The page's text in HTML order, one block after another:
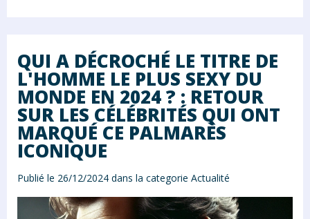
QUI A DÉCROCHÉ LE TITRE DE
L'HOMME LE PLUS SEXY DU
MONDE EN 2024 ? : RETOUR
SUR LES CÉLÉBRITÉS QUI ONT
MARQUÉ CE PALMARÈS
ICONIQUE
Publié le 26/12/2024 dans la categorie Actualité